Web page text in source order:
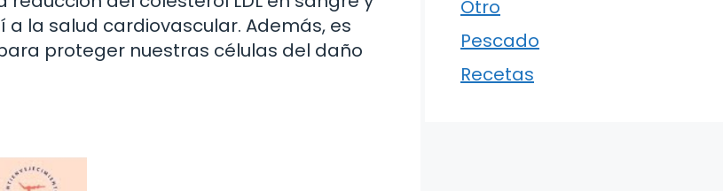
la salud cardiovascular. Además, es
proteger nuestras células del daño
Otro
Pescado
Recetas